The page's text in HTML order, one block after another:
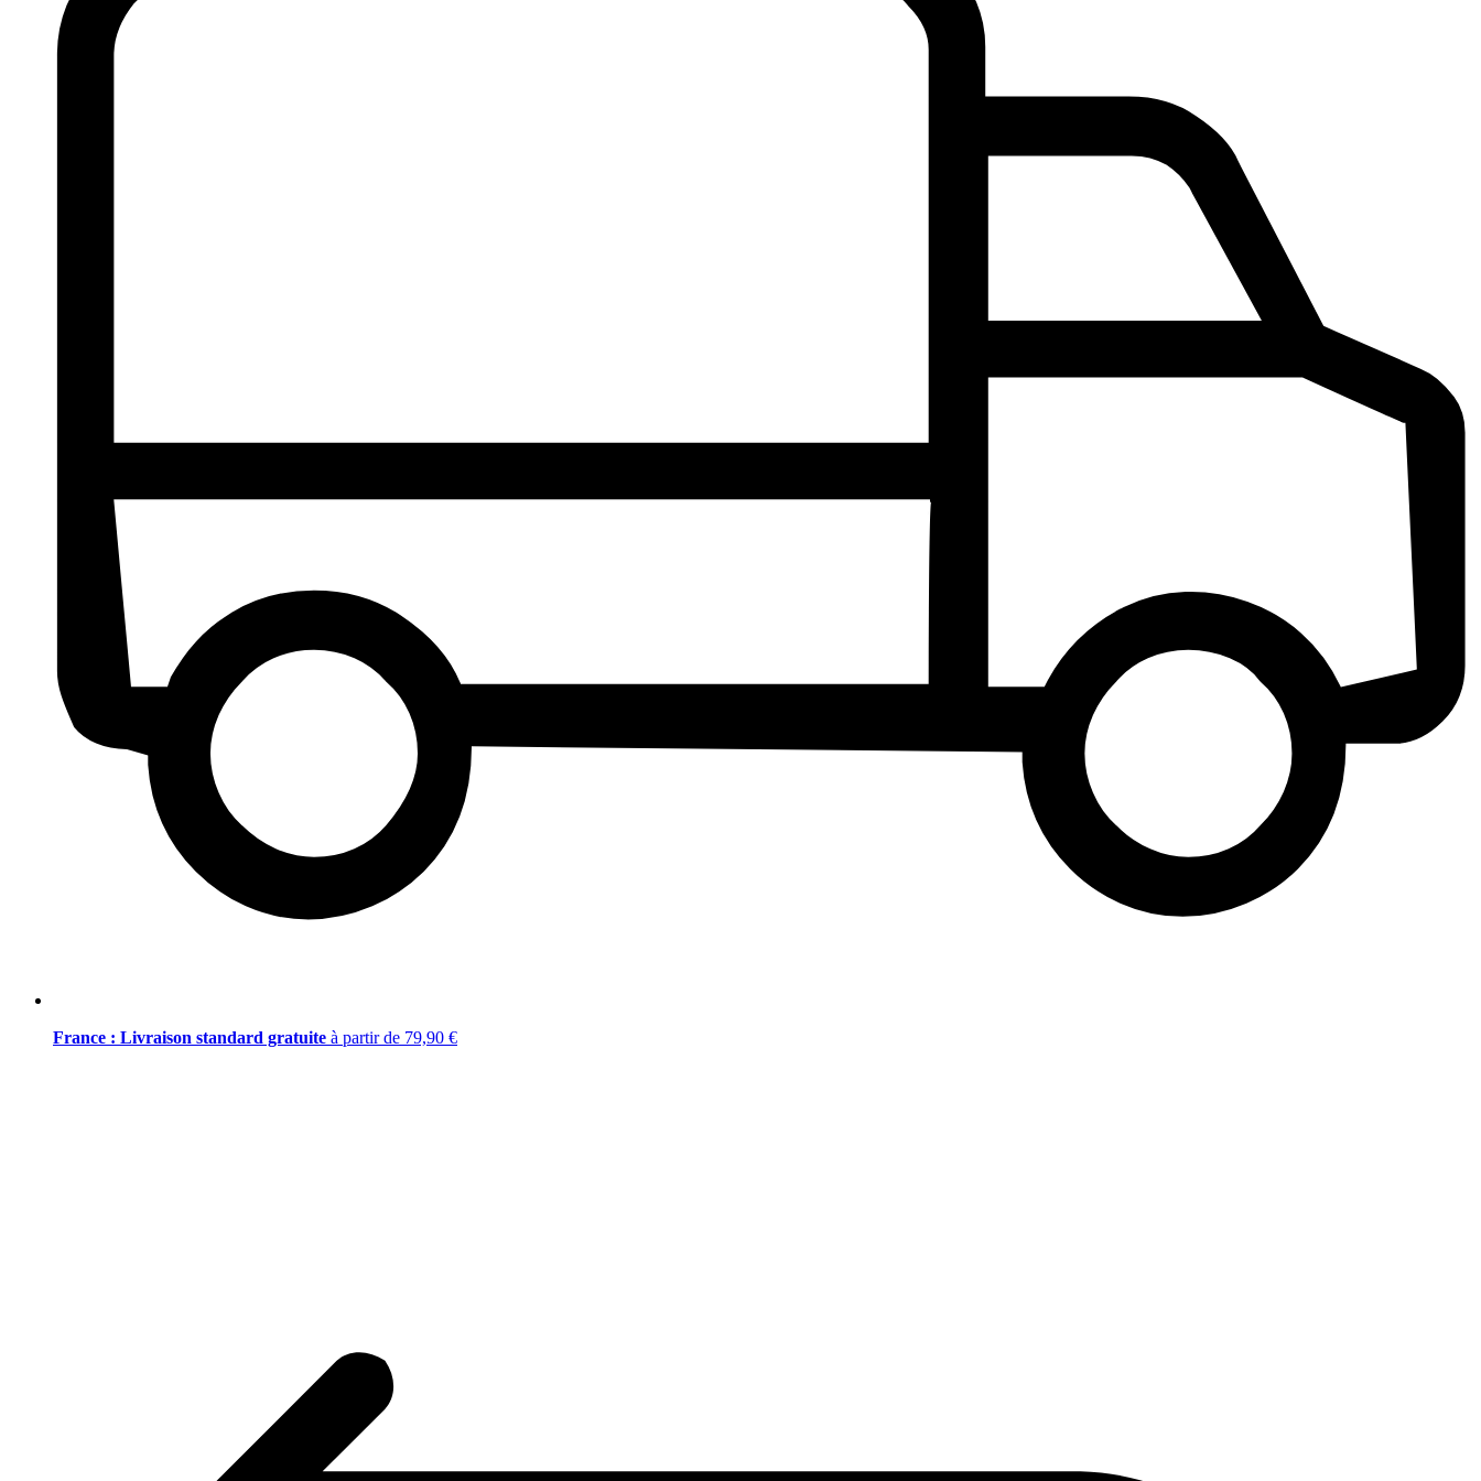
France : Livraison standard gratuite à partir de 79,90 €